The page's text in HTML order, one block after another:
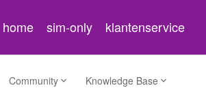
home sim-only klantenservice
Community Knowledge Base